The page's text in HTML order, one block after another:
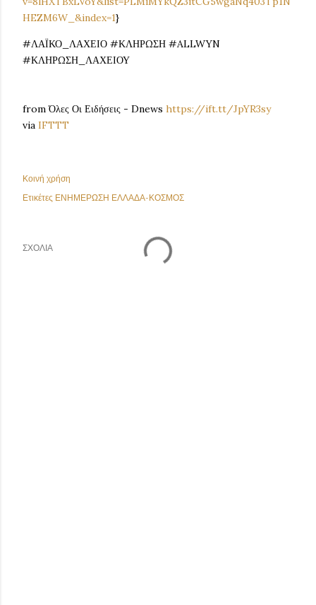
HEZM6W_&index=1}
#ΛΑΪΚΟ_ΛΑΧΕΙΟ #ΚΛΗΡΩΣΗ #ALLWYN
#ΚΛΗΡΩΣΗ_ΛΑΧΕΙΟΥ
from Όλες Οι Ειδήσεις - Dnews https://ift.tt/JpYR3sy
via IFTTT
Κοινή χρήση
Ετικέτες ΕΝΗΜΕΡΩΣΗ ΕΛΛΑΔΑ-ΚΟΣΜΟΣ
ΣΧΌΛΙΑ